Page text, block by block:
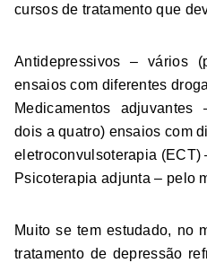
cursos de tratamento que
Antidepressivos – vários
ensaios com diferentes
Medicamentos
dois a quatro) ensaios com
eletroconvulsoterapia (ECT)
Psicoterapia adjunta – pelo
Muito se tem estudado, no
tratamento de depressão